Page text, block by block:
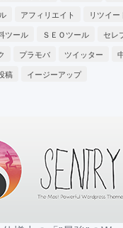
アフィリエイト リツイー
ツール ＳＥＯツール
セレ
プラモバ ツイッター
稿 イージーアップ